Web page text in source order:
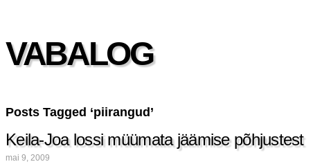
VABALOG
Posts Tagged ‘piirangud’
Keila-Joa lossi müümata jäämise põhjustest
mai 9, 2009